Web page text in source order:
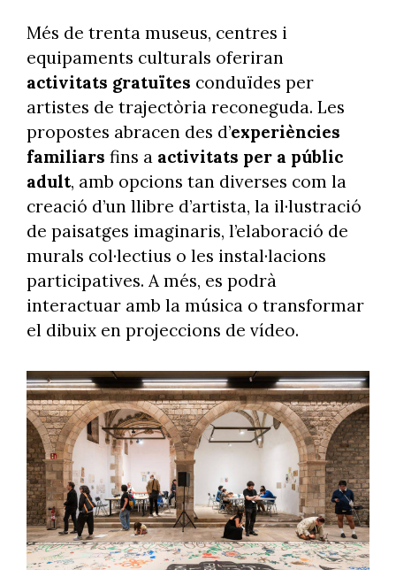
Més de trenta museus, centres i
equipaments culturals oferiran
activitats gratuïtes conduïdes per
artistes de trajectòria reconeguda. Les
propostes abracen des d’experiències
familiars fins a activitats per a públic
adult, amb opcions tan diverses com la
creació d’un llibre d’artista, la il·lustració
de paisatges imaginaris, l’elaboració de
murals col·lectius o les instal·lacions
participatives. A més, es podrà
interactuar amb la música o transformar
el dibuix en projeccions de vídeo.